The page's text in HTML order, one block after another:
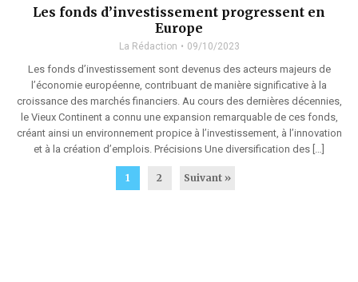
Les fonds d’investissement progressent en
Europe
La Rédaction 09/10/2023
Les fonds d’investissement sont devenus des acteurs majeurs de
l’économie européenne, contribuant de manière significative à la
croissance des marchés financiers. Au cours des dernières décennies,
le Vieux Continent a connu une expansion remarquable de ces fonds,
créant ainsi un environnement propice à l’investissement, à l’innovation
et à la création d’emplois. Précisions Une diversification des […]
1 2 Suivant »